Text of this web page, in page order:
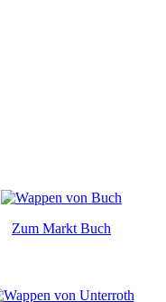
Zum Markt Buch